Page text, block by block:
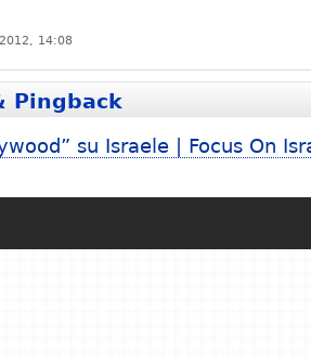
14:08
Pingback
su Israele | Focus On